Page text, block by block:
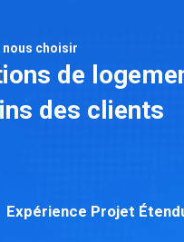
nous choisir
de
des clients
Expérience Projet